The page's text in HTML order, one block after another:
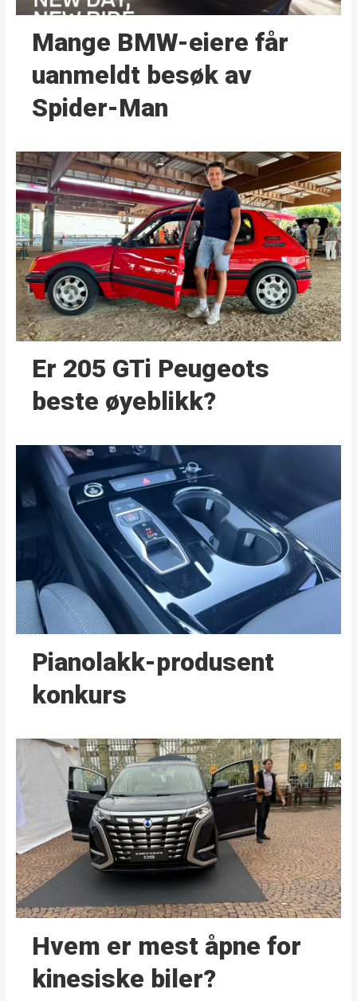
Mange BMW-eiere får
uanmeldt besøk av
Spider-Man
Er 205 GTi Peugeots
beste øyeblikk?
Pianolakk-produsent
konkurs
Hvem er mest åpne for
kinesiske biler?